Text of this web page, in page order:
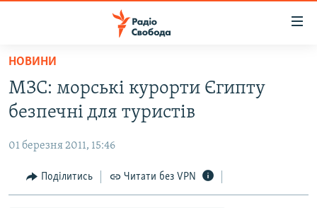
Перейти
основного
матеріалу
до
навігації
Перейти
ВСЕ ЗА ДОБУ
ПОЛІТИКА
ЕКОНОМІКА
ВІЙНА
РОСІЙСЬКА «ФІЛЬТРАЦІЯ»
НОВИНИ
МЗС: морські курорти Єгипту
безпечні для туристів
01 березня 2011, 15:46
Поділитись Читати без VPN